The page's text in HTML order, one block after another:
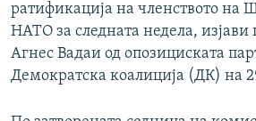
ратификација на членството на
НАТО за следната недела, изјави
Агнес Вадаи од опозициската
Демократска коалиција (ДК) на